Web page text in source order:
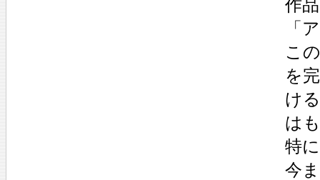
作
「
こ
を
け
は
特
今